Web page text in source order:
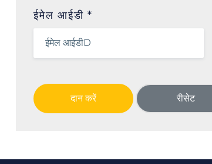
ईमेल आईडी *
दान करें रीसेट